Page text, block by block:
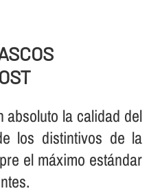
absoluto la calidad del
los distintivos de la
el máximo estándar